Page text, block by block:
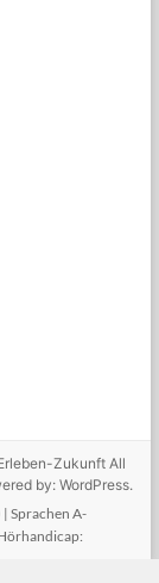
ZukunftAll
by:WordPress.
Sprachen A-